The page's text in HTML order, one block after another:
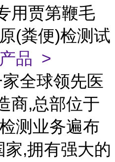
用贾第鞭毛
(粪便)检测试
品 >
全球领先医
商,总部位于
测业务遍布
,拥有强大的